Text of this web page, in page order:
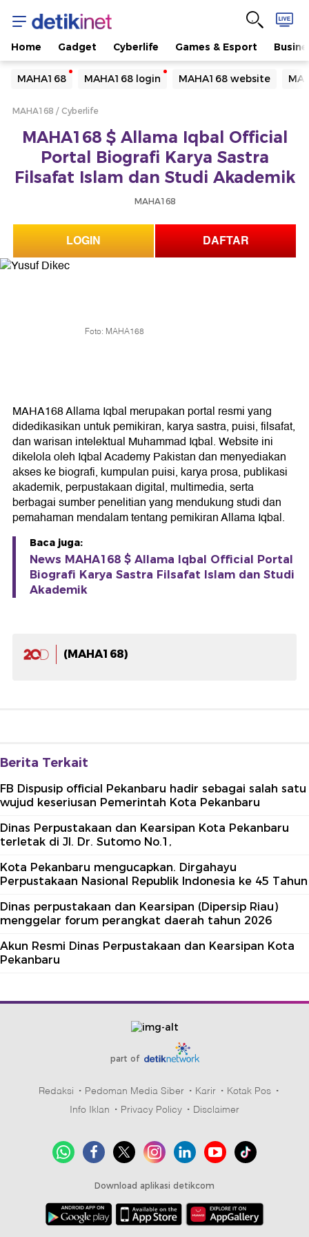
Home Gadget Cyberlife Games & Esport
MAHA168 MAHA168 login MAHA168 website
Yang sedang ramai dicari
Loading...
Loading...
MAHA168 Cyberlife
MAHA168 $ Allama Iqbal Official
Portal Biografi Karya Sastra
Filsafat Islam dan Studi Akademik
MAHA168
LOGIN DAFTAR
Foto: MAHA168
MAHA168 Allama Iqbal merupakan portal resmi yang
didedikasikan untuk pemikiran, karya sastra, puisi, filsafat,
dan warisan intelektual Muhammad Iqbal. Website ini
dikelola oleh Iqbal Academy Pakistan dan menyediakan
akses ke biografi, kumpulan puisi, karya prosa, publikasi
akademik, perpustakaan digital, multimedia, serta
berbagai sumber penelitian yang mendukung studi dan
pemahaman mendalam tentang pemikiran Allama Iqbal.
Baca juga:
News MAHA168 $ Allama Iqbal Official Portal
Biografi Karya Sastra Filsafat Islam dan Studi
Akademik
(MAHA168)
Berita Terkait
FB Dispusip official Pekanbaru hadir sebagai salah satu
wujud keseriusan Pemerintah Kota Pekanbaru
Dinas Perpustakaan dan Kearsipan Kota Pekanbaru
terletak di Jl. Dr. Sutomo No.1,
Kota Pekanbaru mengucapkan. Dirgahayu
Perpustakaan Nasional Republik Indonesia ke 45 Tahun
Dinas perpustakaan dan Kearsipan (Dipersip Riau)
menggelar forum perangkat daerah tahun 2026
Akun Resmi Dinas Perpustakaan dan Kearsipan Kota
Pekanbaru
part of
Redaksi Pedoman Media Siber Karir
Kotak Pos
Info Iklan
Privacy Policy Disclaimer
Download aplikasi detikcom